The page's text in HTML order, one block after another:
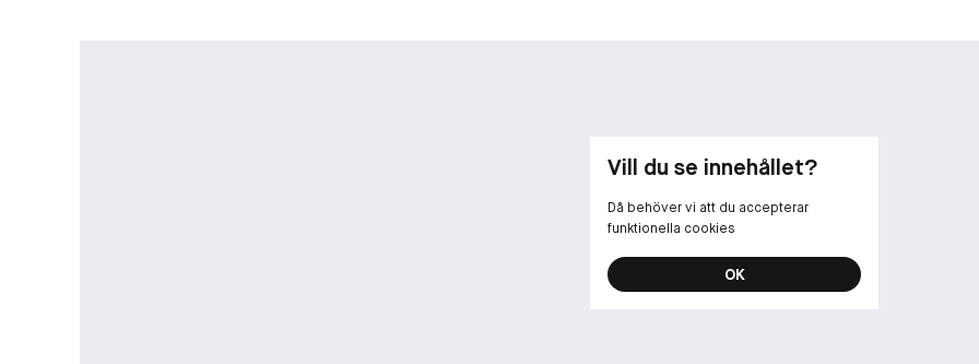
Vill du se innehållet?
Då behöver vi att du accepterar
funktionella cookies
OK